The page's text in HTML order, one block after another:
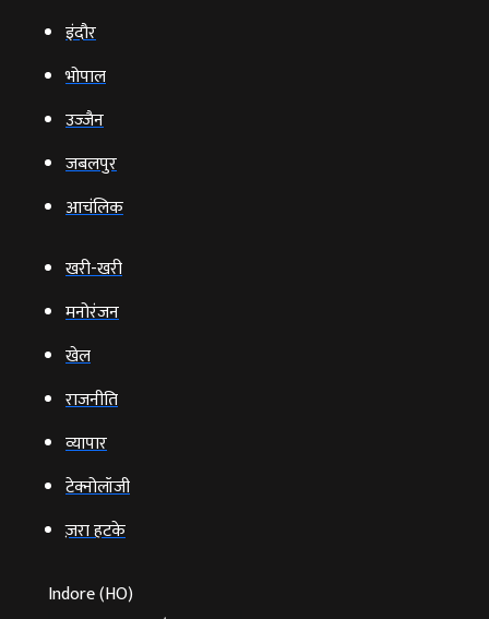
इंदौर
भोपाल
उज्‍जैन
जबलपुर
आचंलिक
खरी-खरी
मनोरंजन
खेल
राजनीति
व्‍यापार
टेक्‍नोलॉजी
ज़रा हटके
Indore (HO)